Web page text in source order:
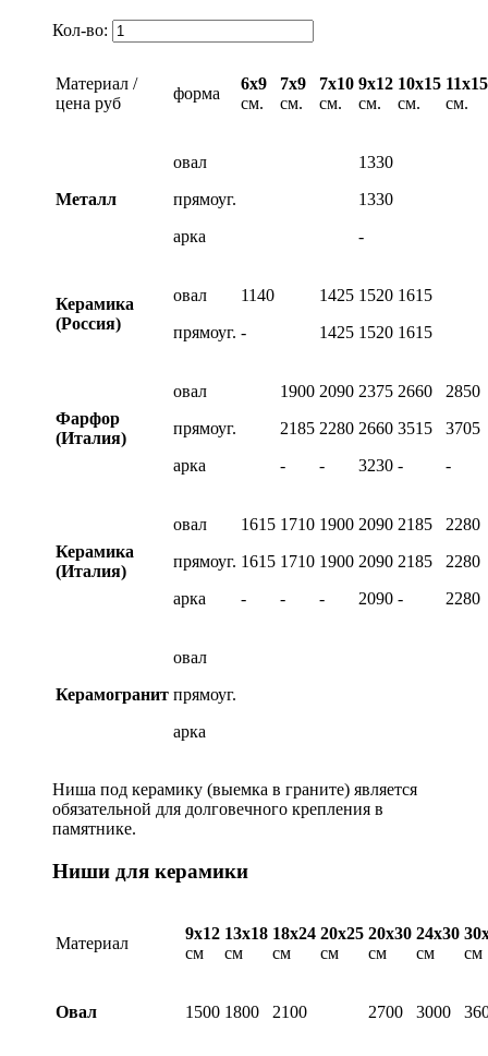
Кол-во:
Материал /
цена руб
форма
6х9
см.
7х9
см.
7х10
см.
9х12
см.
10х15
см.
11х15
см.
Металл
овал
прямоуг.
арка
1330
1330
-
Керамика
(Россия)
овал
прямоуг.
1140
-
1425
1425
1520
1520
1615
1615
Фарфор
(Италия)
овал
прямоуг.
арка
1900
2185
-
2090
2280
-
2375
2660
3230
2660
3515
-
2850
3705
-
Керамика
(Италия)
овал
прямоуг.
арка
1615
1615
-
1710
1710
-
1900
1900
-
2090
2090
2090
2185
2185
-
2280
2280
2280
Керамогранит
овал
прямоуг.
арка
Ниша под керамику (выемка в граните) является
обязательной для долговечного крепления в
памятнике.
Ниши для керамики
Материал
9х12
см
13х18
см
18х24
см
20х25
см
20х30
см
24х30
см
см
Овал 1500 1800 2100 2700 3000